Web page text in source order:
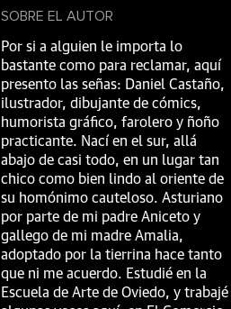
SOBRE EL AUTOR
Por si a alguien le importa lo
bastante como para reclamar, aquí
presento las señas: Daniel Castaño,
ilustrador, dibujante de cómics,
humorista gráfico, farolero y ñoño
practicante. Nací en el sur, allá
abajo de casi todo, en un lugar tan
chico como bien lindo al oriente de
su homónimo cauteloso. Asturiano
por parte de mi padre Aniceto y
gallego de mi madre Amalia,
adoptado por la tierrina hace tanto
que ni me acuerdo. Estudié en la
Escuela de Arte de Oviedo, y trabajé